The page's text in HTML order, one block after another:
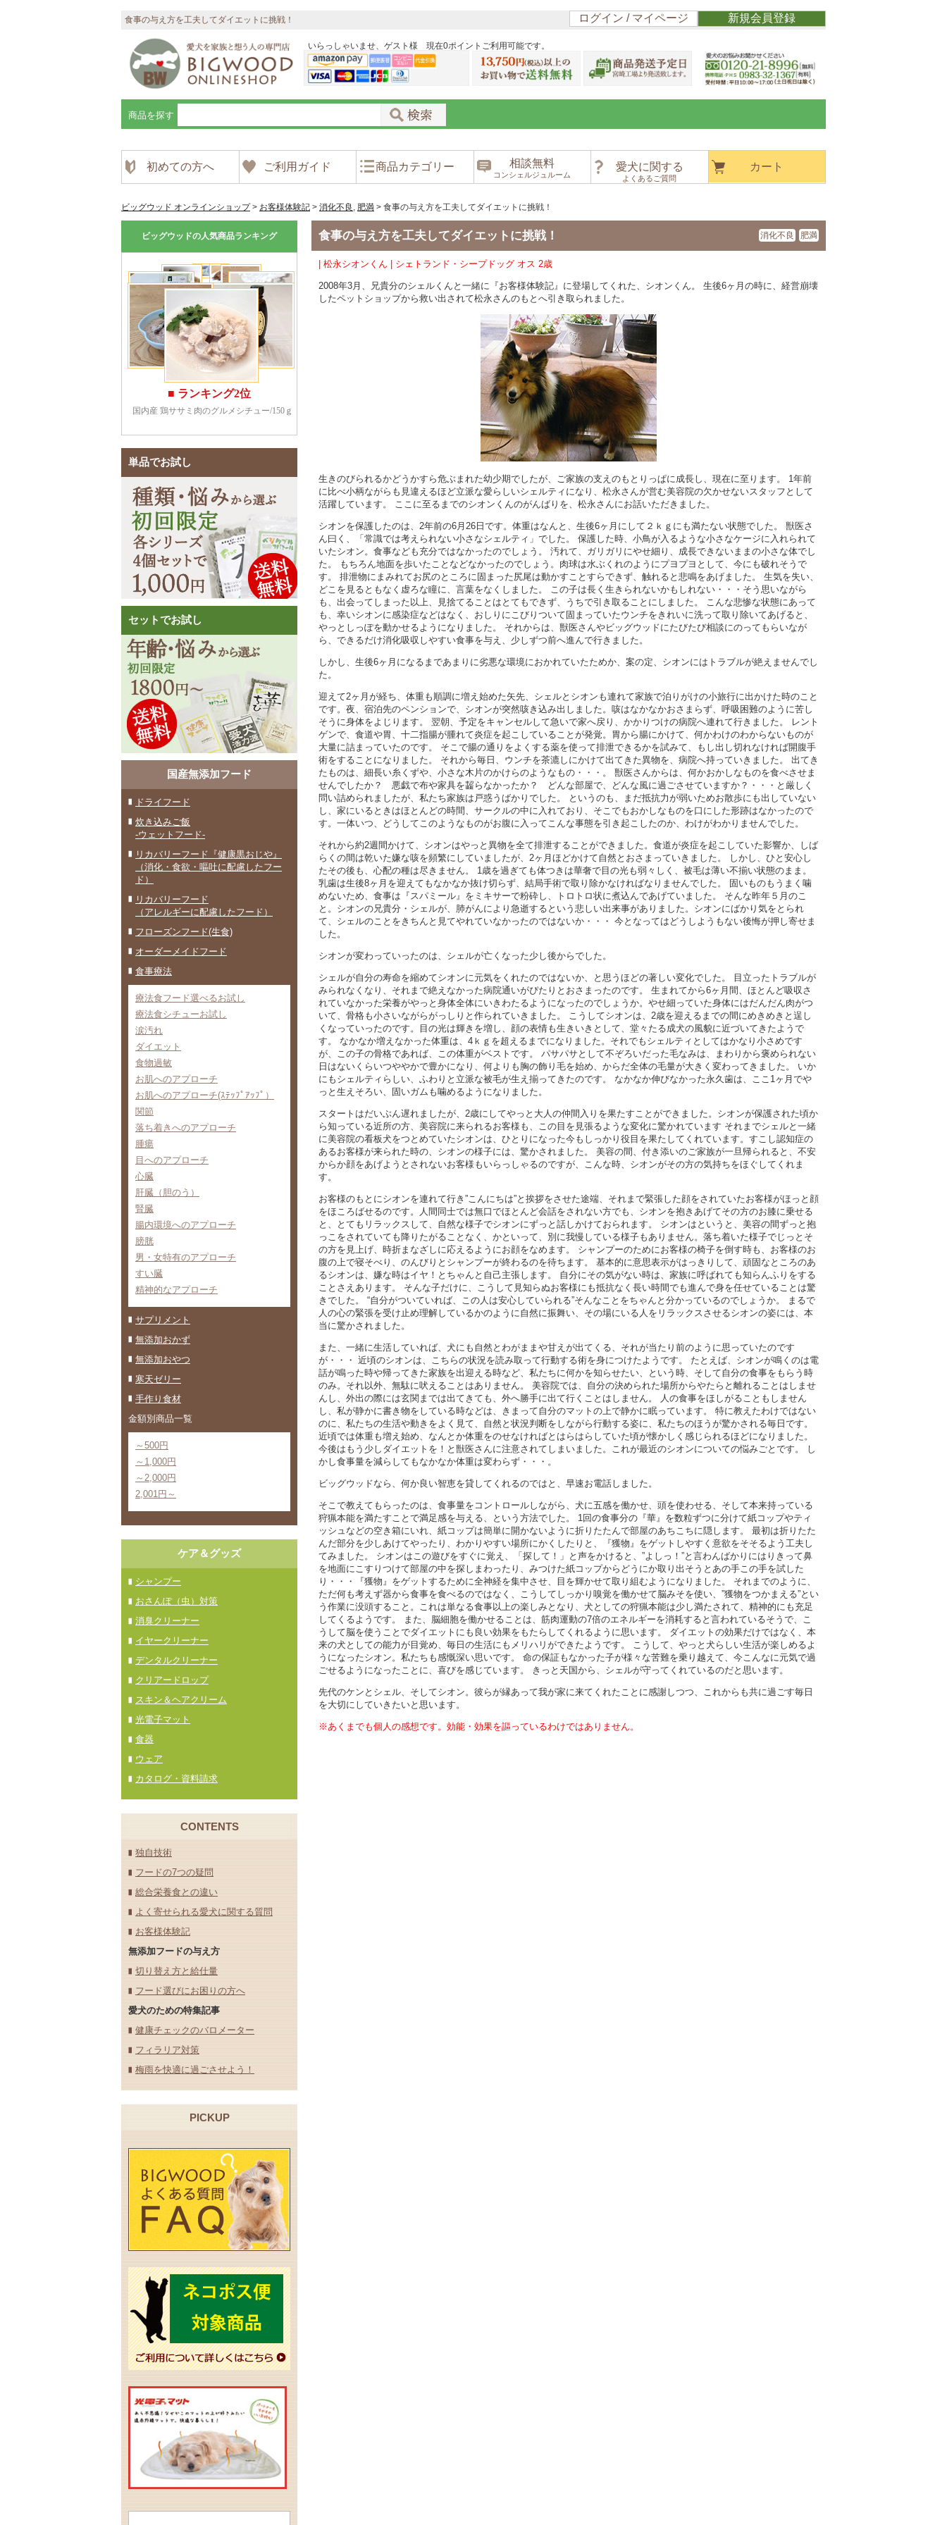
食事の与え方を工夫してダイエットに挑戦！ ログイン / マイページ 新規会員登録
いらっしゃいませ、ゲスト様 現在0ポイントご利用可能です。
商品を探す
初めての方へ ご利用ガイド 商品カテゴリー 相談無料
コンシェルジュルーム
愛犬に関する
よくあるご質問
カート
ビッグウッド オンラインショップ> お客様体験記 > 消化不良 , 肥満 > 食事の与え方を工夫してダイエットに挑戦！
食事の与え方を工夫してダイエットに挑戦！ 消化不良 肥満
| 松永シオンくん | シェトランド・シープドッグ オス 2歳
2008年3月、兄貴分のシェルくんと一緒に『お客様体験記』に登場してくれた、シオンくん。 生後6ヶ月の時に、経営崩壊
したペットショップから救い出されて松永さんのもとへ引き取られました。
生きのびられるかどうかすら危ぶまれた幼少期でしたが、ご家族の支えのもとりっぱに成長し、現在に至ります。 1年前
に比べ小柄ながらも見違えるほど立派な愛らしいシェルティになり、松永さんが営む美容院の欠かせないスタッフとして
活躍しています。 ここに至るまでのシオンくんのがんばりを、松永さんにお話いただきました。
シオンを保護したのは、2年前の6月26日です。体重はなんと、生後6ヶ月にして２ｋｇにも満たない状態でした。 獣医さ
ん曰く、「常識では考えられない小さなシェルティ」でした。 保護した時、小鳥が入るような小さなケージに入れられて
いたシオン。食事なども充分ではなかったのでしょう。 汚れて、ガリガリにやせ細り、成長できないままの小さな体でし
た。 もちろん地面を歩いたことなどなかったのでしょう。肉球は水ぶくれのようにプヨプヨとして、今にも破れそうで
す。 排泄物にまみれてお尻のところに固まった尻尾は動かすことすらできず、触れると悲鳴をあげました。 生気を失い、
どこを見るともなく虚ろな瞳に、言葉をなくしました。 この子は長く生きられないかもしれない・・・そう思いながら
も、出会ってしまった以上、見捨てることはとてもできず、うちで引き取ることにしました。 こんな悲惨な状態にあって
も、幸いシオンに感染症などはなく、おしりにこびりついて固まっていたウンチをきれいに洗って取り除いてあげると、
やっとしっぽを動かせるようになりました。 それからは、獣医さんやビッグウッドにたびたび相談にのってもらいなが
ら、できるだけ消化吸収しやすい食事を与え、少しずつ前へ進んで行きました。
しかし、生後6ヶ月になるまであまりに劣悪な環境におかれていたためか、案の定、シオンにはトラブルが絶えませんでし
た。
迎えて2ヶ月が経ち、体重も順調に増え始めた矢先、シェルとシオンも連れて家族で泊りがけの小旅行に出かけた時のこと
です。夜、宿泊先のペンションで、シオンが突然咳き込み出しました。咳はなかなかおさまらず、呼吸困難のように苦し
そうに身体をよじります。 翌朝、予定をキャンセルして急いで家へ戻り、かかりつけの病院へ連れて行きました。 レント
ゲンで、食道や胃、十二指腸が腫れて炎症を起こしていることが発覚。胃から腸にかけて、何かわけのわからないものが
大量に詰まっていたのです。 そこで腸の通りをよくする薬を使って排泄できるかを試みて、もし出し切れなければ開腹手
術をすることになりました。 それから毎日、ウンチを茶漉しにかけて出てきた異物を、病院へ持っていきました。 出てき
たものは、細長い糸くずや、小さな木片のかけらのようなもの・・・。 獣医さんからは、何かおかしなものを食べさせま
せんでしたか？ 悪戯で布や家具を齧らなかったか？ どんな部屋で、どんな風に過ごさせていますか？・・・と厳しく
問い詰められましたが、私たち家族は戸惑うばかりでした。 というのも、まだ抵抗力が弱いためお散歩にも出していない
し、家にいるときはほとんどの時間、サークルの中に入れており、そこでもおかしなものを口にした形跡はなかったので
す。一体いつ、どうしてこのようなものがお腹に入ってこんな事態を引き起こしたのか、わけがわかりませんでした。
それから約2週間かけて、シオンはやっと異物を全て排泄することができました。食道が炎症を起こしていた影響か、しば
らくの間は乾いた嫌な咳を頻繁にしていましたが、2ヶ月ほどかけて自然とおさまっていきました。 しかし、ひと安心し
たその後も、心配の種は尽きません。 1歳を過ぎても体つきは華奢で目の光も弱々しく、被毛は薄い不揃い状態のまま。
乳歯は生後8ヶ月を迎えてもなかなか抜け切らず、結局手術で取り除かなければなりませんでした。 固いものもうまく噛
めないため、食事は『スパミール』をミキサーで粉砕し、トロトロ状に煮込んであげていました。 そんな昨年５月のこ
と。シオンの兄貴分・シェルが、肺がんにより急逝するという悲しい出来事がありました。シオンにばかり気をとられ
て、シェルのことをきちんと見てやれていなかったのではないか・・・ 今となってはどうしようもない後悔が押し寄せま
した。
シオンが変わっていったのは、シェルが亡くなった少し後からでした。
シェルが自分の寿命を縮めてシオンに元気をくれたのではないか、と思うほどの著しい変化でした。 目立ったトラブルが
みられなくなり、それまで絶えなかった病院通いがぴたりとおさまったのです。 生まれてから6ヶ月間、ほとんど吸収さ
れていなかった栄養がやっと身体全体にいきわたるようになったのでしょうか。やせ細っていた身体にはだんだん肉がつ
いて、骨格も小さいながらがっしりと作られていきました。 こうしてシオンは、2歳を迎えるまでの間にめきめきと逞し
くなっていったのです。目の光は輝きを増し、顔の表情も生きいきとして、堂々たる成犬の風貌に近づいてきたようで
す。 なかなか増えなかった体重は、4ｋｇを超えるまでになりました。それでもシェルティとしてはかなり小さめです
が、この子の骨格であれば、この体重がベストです。 パサパサとして不ぞろいだった毛なみは、まわりから褒められない
日はないくらいつややかで豊かになり、何よりも胸の飾り毛を始め、からだ全体の毛量が大きく変わってきました。 いか
にもシェルティらしい、ふわりと立派な被毛が生え揃ってきたのです。 なかなか伸びなかった永久歯は、ここ1ヶ月でや
っと生えそろい、固いガムも噛めるようになりました。
スタートはだいぶん遅れましたが、2歳にしてやっと大人の仲間入りを果たすことができました。シオンが保護された頃か
ら知っている近所の方、美容院に来られるお客様も、この目を見張るような変化に驚かれています それまでシェルと一緒
に美容院の看板犬をつとめていたシオンは、ひとりになった今もしっかり役目を果たしてくれています。すこし認知症の
あるお客様が来られた時の、シオンの様子には、驚かされました。 美容の間、付き添いのご家族が一旦帰られると、不安
からか顔をあげようとされないお客様もいらっしゃるのですが、こんな時、シオンがその方の気持ちをほぐしてくれま
す。
お客様のもとにシオンを連れて行き”こんにちは”と挨拶をさせた途端、それまで緊張した顔をされていたお客様がほっと顔
をほころばせるのです。人間同士では無口でほとんど会話をされない方でも、シオンを抱きあげてその方のお膝に乗せる
と、とてもリラックスして、自然な様子でシオンにずっと話しかけておられます。 シオンはというと、美容の間ずっと抱
っこをされていても降りたがることなく、かといって、別に我慢している様子もありません。落ち着いた様子でじっとそ
の方を見上げ、時折まなざしに応えるようにお顔をなめます。 シャンプーのためにお客様の椅子を倒す時も、お客様のお
腹の上で寝そべり、のんびりとシャンプーが終わるのを待ちます。 基本的に意思表示がはっきりして、頑固なところのあ
るシオンは、嫌な時はイヤ！とちゃんと自己主張します。 自分にその気がない時は、家族に呼ばれても知らんふりをする
ことさえあります。 そんな子だけに、こうして見知らぬお客様にも抵抗なく長い時間でも進んで身を任せていることは驚
きでした。 “自分がついていれば、この人は安心していられる”そんなことをちゃんと分かっているのでしょうか。 まるで
人の心の緊張を受け止め理解しているかのように自然に振舞い、その場にいる人をリラックスさせるシオンの姿には、本
当に驚かされました。
また、一緒に生活していれば、犬にも自然とわがままや甘えが出てくる、それが当たり前のように思っていたのです
が・・・ 近頃のシオンは、こちらの状況を読み取って行動する術を身につけたようです。 たとえば、シオンが鳴くのは電
話が鳴った時や帰ってきた家族を出迎える時など、私たちに何かを知らせたい、という時、そして自分の食事をもらう時
のみ。それ以外、無駄に吠えることはありません。 美容院では、自分の決められた場所からやたらと離れることはしませ
んし、外出の際には玄関までは出てきても、外へ勝手に出て行くことはしません。 人の食事をほしがることもしません
し、私が静かに書き物をしている時などは、きまって自分のマットの上で静かに眠っています。 特に教えたわけではない
のに、私たちの生活や動きをよく見て、自然と状況判断をしながら行動する姿に、私たちのほうが驚かされる毎日です。
近頃では体重も増え始め、なんとか体重をのせなければとはらはらしていた頃が懐かしく感じられるほどになりました。
今後はもう少しダイエットを！と獣医さんに注意されてしまいました。これが最近のシオンについての悩みごとです。 し
かし食事量を減らしてもなかなか体重は変わらず・・・。
ビッグウッドなら、何か良い智恵を貸してくれるのではと、早速お電話しました。
そこで教えてもらったのは、食事量をコントロールしながら、犬に五感を働かせ、頭を使わせる、そして本来持っている
狩猟本能を満たすことで満足感を与える、という方法でした。 1回の食事分の『華』を数粒ずつに分けて紙コップやティ
ッシュなどの空き箱にいれ、紙コップは簡単に開かないように折りたたんで部屋のあちこちに隠します。 最初は折りたた
んだ部分を少しあけてやったり、わかりやすい場所にかくしたりと、『獲物』をゲットしやすく意欲をそそるよう工夫し
てみました。 シオンはこの遊びをすぐに覚え、「探して！」と声をかけると、”よしっ！”と言わんばかりにはりきって鼻
を地面にこすりつけて部屋の中を探しまわったり、みつけた紙コップからどうにか取り出そうとあの手この手を試した
り・・・『獲物』をゲットするために全神経を集中させ、目を輝かせて取り組むようになりました。 それまでのように、
ただ何も考えず器から食事を食べるのではなく、こうしてしっかり嗅覚を働かせて脳みそを使い、”獲物をつかまえる”とい
う作業に没頭すること。これは単なる食事以上の楽しみとなり、犬としての狩猟本能は少し満たされて、精神的にも充足
してくるようです。 また、脳細胞を働かせることは、筋肉運動の7倍のエネルギーを消耗すると言われているそうで、こ
うして脳を使うことでダイエットにも良い効果をもたらしてくれるように思います。 ダイエットの効果だけではなく、本
来の犬としての能力が目覚め、毎日の生活にもメリハリができたようです。 こうして、やっと犬らしい生活が楽しめるよ
うになったシオン。私たちも感慨深い思いです。 命の保証もなかった子が様々な苦難を乗り越えて、今こんなに元気で過
ごせるようになったことに、喜びを感じています。 きっと天国から、シェルが守ってくれているのだと思います。
先代のケンとシェル、そしてシオン。彼らが縁あって我が家に来てくれたことに感謝しつつ、これからも共に過ごす毎日
を大切にしていきたいと思います。
※あくまでも個人の感想です。効能・効果を謳っているわけではありません。
ビッグウッドの人気商品ランキング
単品でお試し
セットでお試し
国産無添加フード
ドライフード
炊き込みご飯
-ウェットフード-
リカバリーフード『健康黒おじや』
（消化・食欲・嘔吐に配慮したフー
ド）
リカバリーフード
（アレルギーに配慮したフード）
フローズンフード(生食)
オーダーメイドフード
食事療法
療法食フード選べるお試し
療法食シチューお試し
涙汚れ
ダイエット
食物過敏
お肌へのアプローチ
お肌へのアプローチ(ｽﾃｯﾌﾟｱｯﾌﾟ）
関節
落ち着きへのアプローチ
腫瘍
目へのアプローチ
心臓
肝臓（胆のう）
腎臓
腸内環境へのアプローチ
膀胱
男・女特有のアプローチ
すい臓
精神的なアプローチ
サプリメント
無添加おかず
無添加おやつ
寒天ゼリー
手作り食材
金額別商品一覧
～500円
～1,000円
～2,000円
2,001円～
ケア＆グッズ
シャンプー
おさんぽ（虫）対策
消臭クリーナー
イヤークリーナー
デンタルクリーナー
クリアードロップ
スキン＆ヘアクリーム
光電子マット
食器
ウェア
カタログ・資料請求
CONTENTS
独自技術
フードの7つの疑問
総合栄養食との違い
よく寄せられる愛犬に関する質問
お客様体験記
無添加フードの与え方
切り替え方と給仕量
フード選びにお困りの方へ
愛犬のための特集記事
健康チェックのバロメーター
フィラリア対策
梅雨を快適に過ごさせよう！
PICKUP